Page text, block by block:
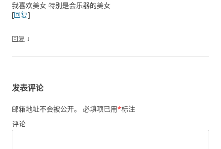
我喜欢美女 特别是会乐器的美女
[回复]
回复 ↓
发表评论
邮箱地址不会被公开。 必填项已用*标注
评论